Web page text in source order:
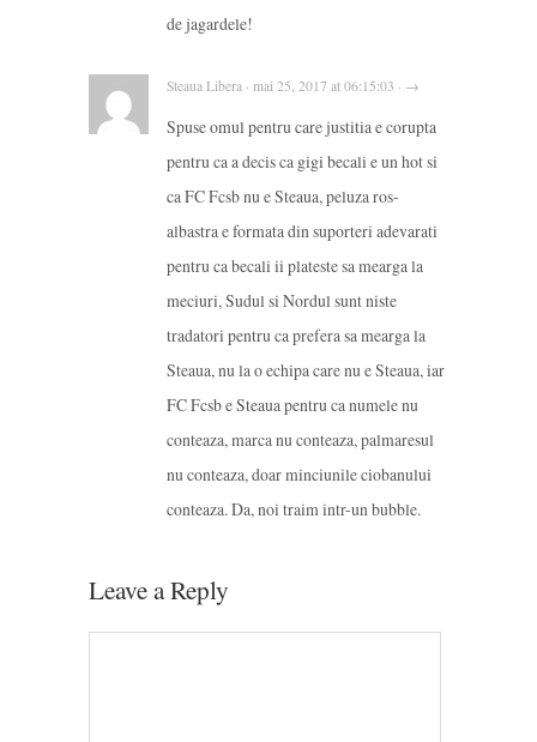
de jagardele!
Steaua Libera · mai 25, 2017 at 06:15:03 · →
Spuse omul pentru care justitia e corupta
pentru ca a decis ca gigi becali e un hot si
ca FC Fcsb nu e Steaua, peluza ros-
albastra e formata din suporteri adevarati
pentru ca becali ii plateste sa mearga la
meciuri, Sudul si Nordul sunt niste
tradatori pentru ca prefera sa mearga la
Steaua, nu la o echipa care nu e Steaua, iar
FC Fcsb e Steaua pentru ca numele nu
conteaza, marca nu conteaza, palmaresul
nu conteaza, doar minciunile ciobanului
conteaza. Da, noi traim intr-un bubble.
Leave a Reply